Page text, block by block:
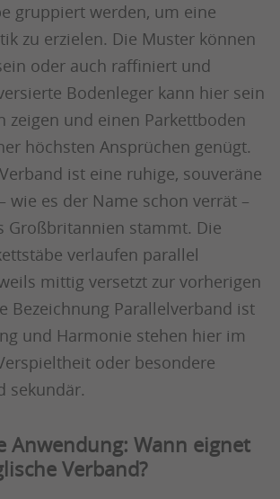
gruppiert werden, um eine
zu erzielen. Die Muster können
oder auch raffiniert und
Bodenleger kann hier sein
zeigen und einen Parkettboden
höchsten Ansprüchen genügt.
ist eine ruhige, souveräne
wie es der Name schon verrät –
Großbritannien stammt. Die
verlaufen parallel
mittig versetzt zur vorherigen
Bezeichnung Parallelverband ist
und Harmonie stehen hier im
oder besondere
sekundär.
Anwendung: Wann eignet
Verband?